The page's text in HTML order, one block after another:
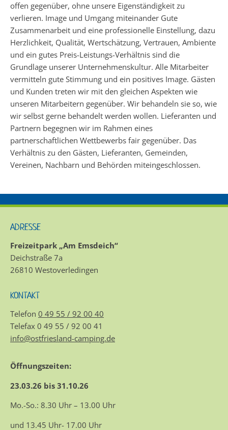
offen gegenüber, ohne unsere Eigenständigkeit zu
verlieren. Image und Umgang miteinander Gute
Zusammenarbeit und eine professionelle Einstellung, dazu
Herzlichkeit, Qualität, Wertschätzung, Vertrauen, Ambiente
und ein gutes Preis-Leistungs-Verhältnis sind die
Grundlage unserer Unternehmenskultur. Alle Mitarbeiter
vermitteln gute Stimmung und ein positives Image. Gästen
und Kunden treten wir mit den gleichen Aspekten wie
unseren Mitarbeitern gegenüber. Wir behandeln sie so, wie
wir selbst gerne behandelt werden wollen. Lieferanten und
Partnern begegnen wir im Rahmen eines
partnerschaftlichen Wettbewerbs fair gegenüber. Das
Verhältnis zu den Gästen, Lieferanten, Gemeinden,
Vereinen, Nachbarn und Behörden miteingeschlossen.
ADRESSE
Freizeitpark „Am Emsdeich“
Deichstraße 7a
26810 Westoverledingen
KONTAKT
Telefon 0 49 55 / 92 00 40
Telefax 0 49 55 / 92 00 41
info@ostfriesland-camping.de
Öffnungszeiten:
23.03.26 bis 31.10.26
Mo.-So.: 8.30 Uhr – 13.00 Uhr
und 13.45 Uhr- 17.00 Uhr